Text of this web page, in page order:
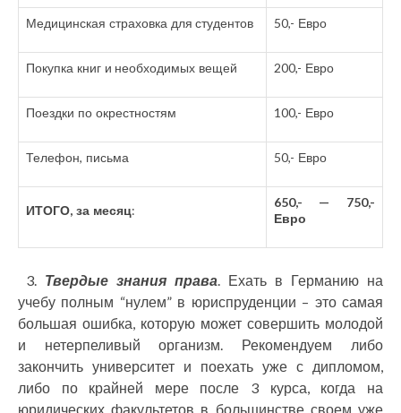
Медицинская страховка для студентов 50,- Евро
Покупка книг и необходимых вещей 200,- Евро
Поездки по окрестностям 100,- Евро
Телефон, письма 50,- Евро
ИТОГО, за месяц:
650,- — 750,-
Евро
3. Твердые знания права. Ехать в Германию на
учебу полным “нулем” в юриспруденции – это самая
большая ошибка, которую может совершить молодой
и нетерпеливый организм. Рекомендуем либо
закончить университет и поехать уже с дипломом,
либо по крайней мере после 3 курса, когда на
юридических факультетов в большинстве своем уже